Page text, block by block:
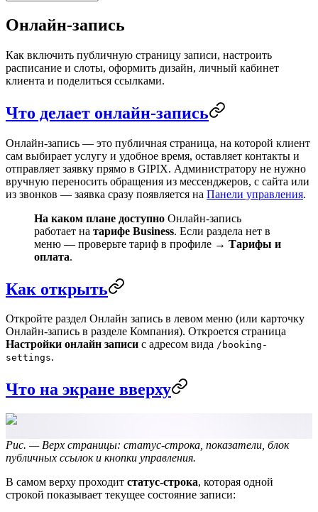
Онлайн-запись
Как включить публичную страницу записи, настроить
расписание и слоты, оформить дизайн, личный кабинет
клиента и поделиться ссылками.
Что делает онлайн-запись
Онлайн-запись — это публичная страница, на которой клиент
сам выбирает услугу и удобное время, оставляет контакты и
отправляет заявку прямо в GIPIX. Администратору не нужно
вручную переносить обращения из мессенджеров, с сайта или
из звонков — заявка сразу появляется на Панели управления.
На каком плане доступно Онлайн-запись
работает на тарифе Business. Если раздела нет в
меню — проверьте тариф в профиле → Тарифы и
оплата.
Как открыть
Откройте раздел Онлайн запись в левом меню (или карточку
Онлайн-запись в разделе Компания). Откроется страница
Настройки онлайн записи с адресом вида /booking-
settings.
Что на экране вверху
Рис. — Верх страницы: статус-строка, показатели, блок
публичных ссылок и кнопки управления.
В самом верху проходит статус-строка, которая одной
строкой показывает текущее состояние записи: